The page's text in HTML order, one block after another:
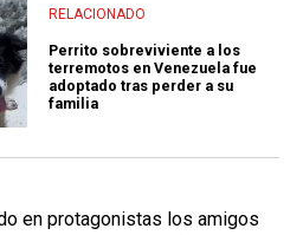
RELACIONADO
Perrito sobreviviente a los
terremotos en Venezuela fue
adoptado tras perder a su
familia
en protagonistas los amigos